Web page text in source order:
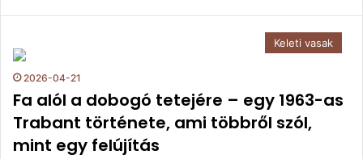
Keleti vasak
2026-04-21
Fa alól a dobogó tetejére – egy 1963-as
Trabant története, ami többről szól,
mint egy felújítás